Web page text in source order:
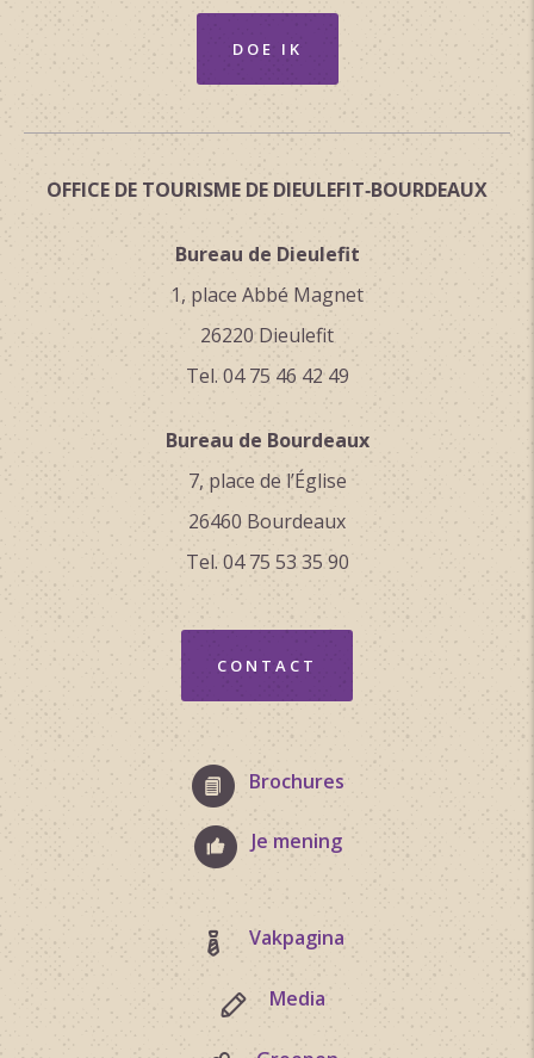
DOE IK
OFFICE DE TOURISME DE DIEULEFIT‑BOURDEAUX
Bureau de Dieulefit
1, place Abbé Magnet
26220 Dieulefit
Tel. 04 75 46 42 49
Bureau de Bourdeaux
7, place de l’Église
26460 Bourdeaux
Tel. 04 75 53 35 90
CONTACT
Brochures
Je mening
Vakpagina
Media